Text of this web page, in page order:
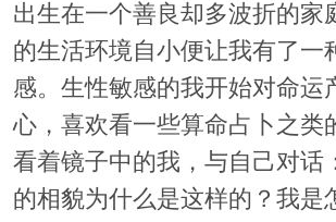
出生在一个善良却多波折的家
的生活环境自小便让我有了一
感。生性敏感的我开始对命运
心，喜欢看一些算命占卜之类
看着镜子中的我，与自己对话
的相貌为什么是这样的？我是